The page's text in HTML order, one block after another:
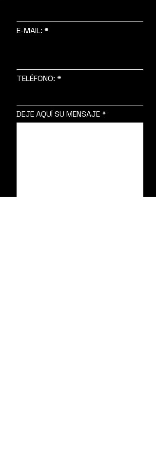
E-MAIL:
TELÉFONO:
DEJE AQUÍ SU MENSAJE